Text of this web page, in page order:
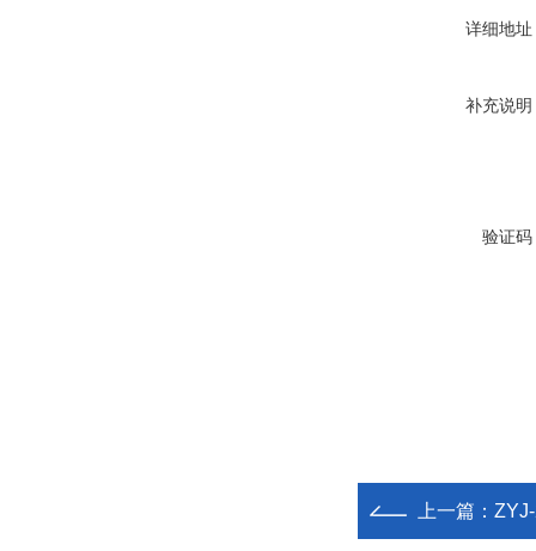
详细地址
补充说明
验证码
上一篇：